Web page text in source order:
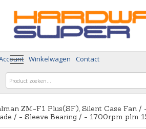
Winkelwagen Contact
ZM-F1 Plus(SF), Silent Case Fan
/ - Sleeve Bearing / - 1700rpm plm